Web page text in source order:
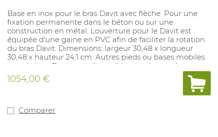
Base en inox pour le bras Davit avec flèche. Pour une
fixation permanente dans le béton ou sur une
construction en métal. Louverture pour le Davit est
équipée d'une gaine en PVC afin de faciliter la rotation
du bras Davit. Dimensions: largeur 30,48 x longueur
30,48 x hauteur 24,1 cm. Autres pieds ou bases mobiles
pour le bras Davit sont disponibles sur demande.
1054,00 €
Comparer